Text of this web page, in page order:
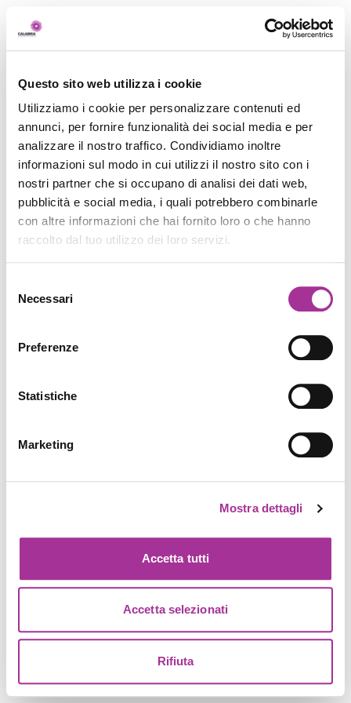
Questo sito web utilizza i cookie
Utilizziamo i cookie per personalizzare contenuti ed
annunci, per fornire funzionalità dei social media e per
analizzare il nostro traffico. Condividiamo inoltre
informazioni sul modo in cui utilizzi il nostro sito con i
nostri partner che si occupano di analisi dei dati web,
pubblicità e social media, i quali potrebbero combinarle
con altre informazioni che hai fornito loro o che hanno
raccolto dal tuo utilizzo dei loro servizi.
delNecessari
Preferenze
Statistiche
Marketing
Mostra dettagli
Accetta tutti
Accetta selezionati
Rifiuta